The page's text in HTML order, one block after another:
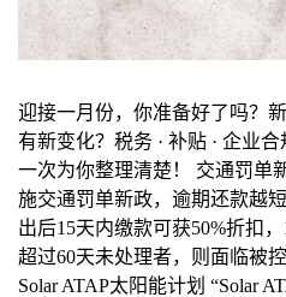
迎接一月份，你准备好了吗？
有新变化？税务 · 补贴 · 企业合
一次为你整理清楚！ 交通罚单
施交通罚单新政，逾期还款越
出后15天内缴款可获50%折扣，
超过60天未处理者，则面临被
Solar ATAP太阳能计划 “Solar